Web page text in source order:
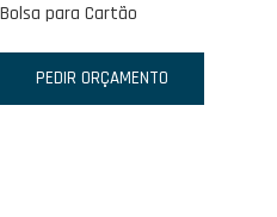
Bolsa para Cartão
PEDIR ORÇAMENTO